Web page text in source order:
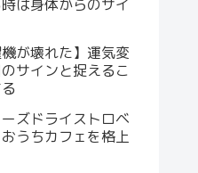
は身体からのサイ
機が壊れた】運気変
サインと捉えるこ
ーズドライストロベ
うちカフェを格上